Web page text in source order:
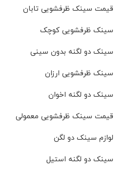
قیمت سینک ظرفشویی تابان
سینک ظرفشویی کوچک
سینک دو لگنه بدون سینی
سینک ظرفشویی ارزان
سینک دو لگنه اخوان
قیمت سینک ظرفشویی معمولی
لوازم سینک دو لگن
سینک دو لگنه استیل